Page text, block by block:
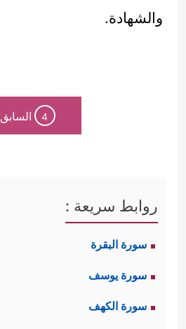
والشهادة.
4 السابق
روابط سريعة :
سورة البقرة
سورة يوسف
سورة الكهف